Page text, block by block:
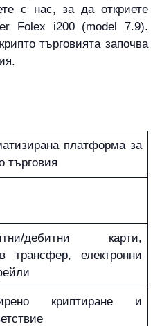
с нас, за да откриете
Folex i200 (model 7.9).
търговията започва
платформа за
търговия
дебитни карти,
трансфер, електронни
криптиране и